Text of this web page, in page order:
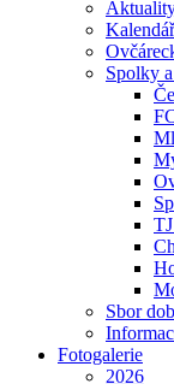
Spolky
Sbor
Fotogalerie
2026